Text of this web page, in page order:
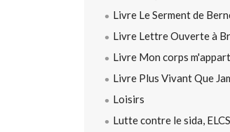
Livre Le Serment de
Livre Lettre Ouverte à
Livre Mon corps
Livre Plus Vivant Que
Loisirs
Lutte contre le sida,